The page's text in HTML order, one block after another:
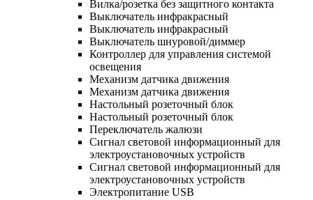
Вилка/розетка без защитного контакта
Выключатель инфракрасный
Выключатель инфракрасный
Выключатель шнуровой/диммер
Контроллер для управления системой
освещения
Механизм датчика движения
Механизм датчика движения
Настольный розеточный блок
Настольный розеточный блок
Переключатель жалюзи
Сигнал световой информационный для
электроустановочных устройств
Сигнал световой информационный для
электроустановочных устройств
Электропитание USB